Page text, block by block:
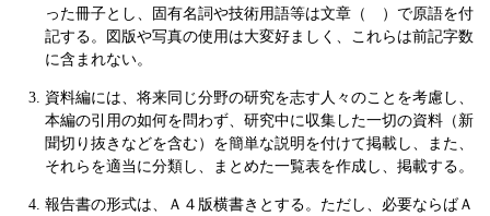
った冊子とし、固有名詞や技術用語等は文章（ ）で原語を付
記する。図版や写真の使用は大変好ましく、これらは前記字数
に含まれない。
資料編には、将来同じ分野の研究を志す人々のことを考慮し、
本編の引用の如何を問わず、研究中に収集した一切の資料（新
聞切り抜きなどを含む）を簡単な説明を付けて掲載し、また、
それらを適当に分類し、まとめた一覧表を作成し、掲載する。
報告書の形式は、Ａ４版横書きとする。ただし、必要ならばＡ